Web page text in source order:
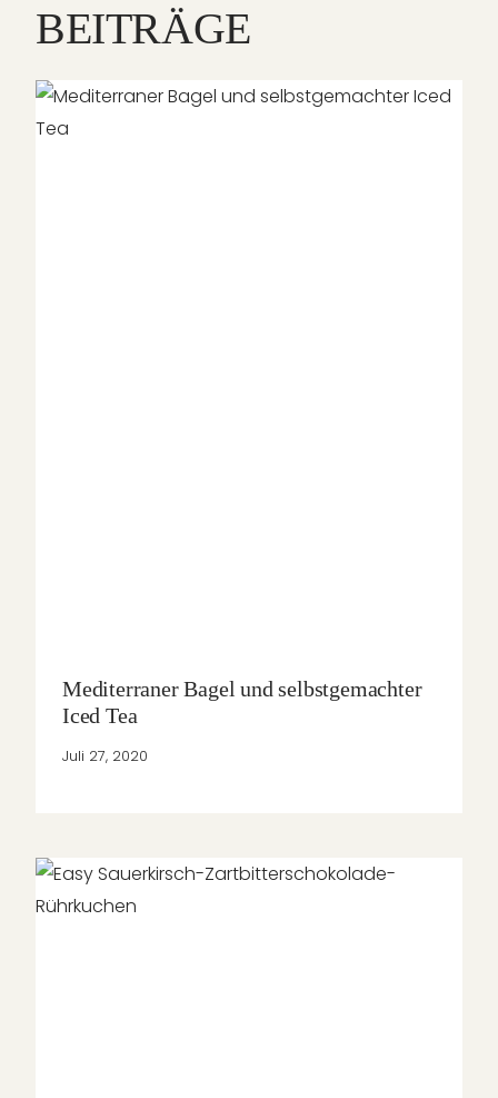
BEITRÄGE
Mediterraner Bagel und selbstgemachter
Iced Tea
Juli 27, 2020